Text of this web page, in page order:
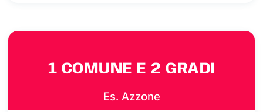
1 COMUNE E 2 GRADI
Es. Azzone